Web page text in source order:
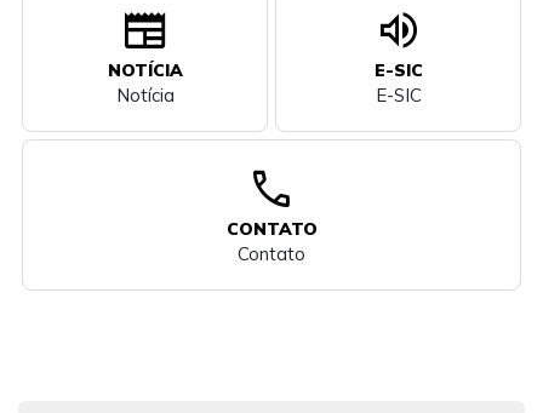
newspaper
NOTÍCIA
Notícia
volume_up
E-SIC
E-SIC
call
CONTATO
Contato